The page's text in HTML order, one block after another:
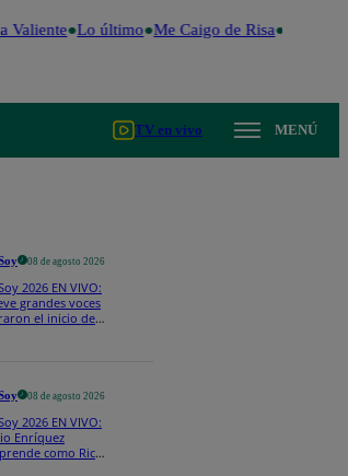
Lo último Me Caigo de Risa Perú
TV en vivo MENÚ
08 de agosto 2026
2026 EN VIVO:
grandes voces
el inicio de
08 de agosto 2026
2026 EN VIVO:
Enríquez
como Ricky